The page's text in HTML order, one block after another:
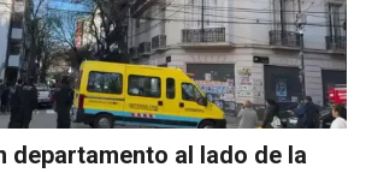
departamento al lado de la